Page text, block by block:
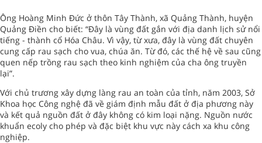
Ông Hoàng Minh Đức ở thôn Tây Thành, xã Quảng Thành, huyện
Quảng Điền cho biết: “Đây là vùng đất gắn với địa danh lịch sử nổi
tiếng - thành cổ Hóa Châu. Vì vậy, từ xưa, đây là vùng đất chuyên
cung cấp rau sạch cho vua, chúa ăn. Từ đó, các thế hệ về sau cũng
quen nếp trồng rau sạch theo kinh nghiệm của cha ông truyền
lại”.
Với chủ trương xây dựng làng rau an toàn của tỉnh, năm 2003, Sở
Khoa học Công nghệ đã về giám định mẫu đất ở địa phương này
và kết quả nguồn đất ở đây không có kim loại nặng. Nguồn nước
khuẩn ecoly cho phép và đặc biệt khu vực này cách xa khu công
nghiệp.